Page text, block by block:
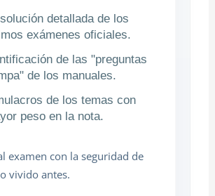
detallada de los
exámenes oficiales.
de las "preguntas
de los manuales.
de los temas con
peso en la nota.
examen con la seguridad de
vivido antes.